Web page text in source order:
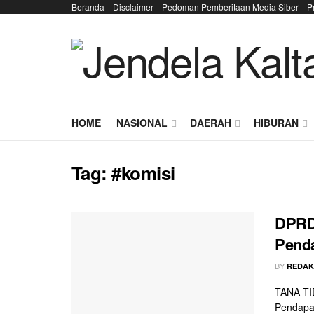
Beranda Disclaimer Pedoman Pemberitaan Media Siber
HOME NASIONAL DAERAH HIBURAN
Tag:#komisi
BY
TANA